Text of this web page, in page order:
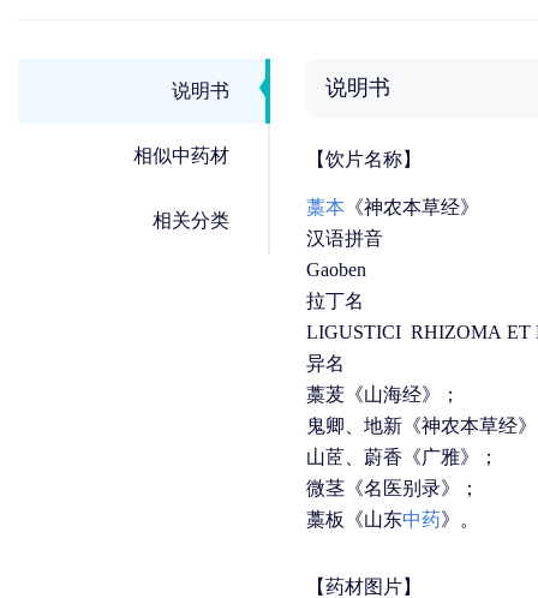
说明书
相似中药材
相关分类
说明书
【饮片名称】
藁本 《神农本草经》
汉语拼音
Gaoben
拉丁名
LIGUSTICI RHIZOMA ET
异名
藁茇《山海经》；
鬼卿、地新《神农本草经
山茝、蔚香《广雅》；
微茎《名医别录》；
藁板《山东中药》。
【药材图片】